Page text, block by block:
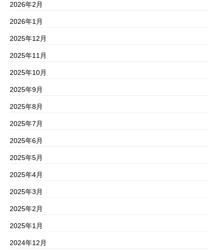
2026年2月
2026年1月
2025年12月
2025年11月
2025年10月
2025年9月
2025年8月
2025年7月
2025年6月
2025年5月
2025年4月
2025年3月
2025年2月
2025年1月
2024年12月